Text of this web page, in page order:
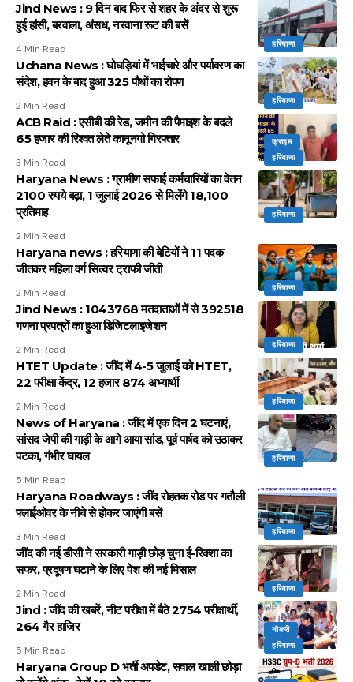
हरियाणा
Jind News : 9 दिन बाद फिर से शहर के अंदर से शुरू
हुई हांसी, बरवाला, अंसध, नरवाना रूट की बसें
4 Min Read
हरियाणा
Uchana News : घोघड़ियां में भाईचारे और पर्यावरण का
संदेश, हवन के बाद हुआ 325 पौधों का रोपण
2 Min Read
क्राइम
हरियाणा
ACB Raid : एसीबी की रेड, जमीन की पैमाइश के बदले
65 हजार की रिश्वत लेते कानूनगो गिरफ्तार
3 Min Read
हरियाणा
Haryana News : ग्रामीण सफाई कर्मचारियों का वेतन
2100 रुपये बढ़ा, 1 जुलाई 2026 से मिलेंगे 18,100
प्रतिमाह
2 Min Read
हरियाणा
Haryana news : हरियाणा की बेटियों ने 11 पदक
जीतकर महिला वर्ग सिल्वर ट्राफी जीती
2 Min Read
हरियाणा
Jind News : 1043768 मतदाताओं में से 392518
गणना प्रपत्रों का हुआ डिजिटलाइजेशन
2 Min Read
हरियाणा
HTET Update : जींद में 4-5 जुलाई को HTET,
22 परीक्षा केंद्र, 12 हजार 874 अभ्यार्थी
2 Min Read
हरियाणा
News of Haryana : जींद में एक दिन 2 घटनाएं,
सांसद जेपी की गाड़ी के आगे आया सांड, पूर्व पार्षद को उठाकर
पटका, गंभीर घायल
5 Min Read
हरियाणा
Haryana Roadways : जींद रोहतक रोड पर गतौली
फ्लाईओवर के नीचे से होकर जाएंगी बसें
3 Min Read
हरियाणा
जींद की नई डीसी ने सरकारी गाड़ी छोड़ चुना ई-रिक्शा का
सफर, प्रदूषण घटाने के लिए पेश की नई मिसाल
2 Min Read
नौकरी
हरियाणा
Jind : जींद की खबरें, नीट परीक्षा में बैठे 2754 परीक्षार्थी,
264 गैर हाजिर
5 Min Read
Haryana Group D भर्ती अपडेट, सवाल खाली छोड़ा